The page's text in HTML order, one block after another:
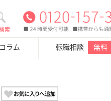
索
ラム 転職相談 無料